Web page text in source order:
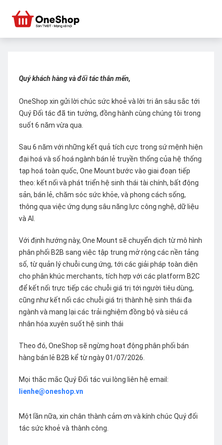
Quý khách hàng và đối tác thân mến,
OneShop xin gửi lời chúc sức khoẻ và lời tri ân sâu sắc tới
Quý Đối tác đã tin tưởng, đồng hành cùng chúng tôi trong
suốt 6 năm vừa qua.
Sau 6 năm với những kết quả tích cực trong sứ mệnh hiện
đại hoá và số hoá ngành bán lẻ truyền thống của hệ thống
tạp hoá toàn quốc, One Mount bước vào giai đoạn tiếp
theo: kết nối và phát triển hệ sinh thái tài chính, bất động
sản, bán lẻ, chăm sóc sức khỏe, và phong cách sống,
thông qua việc ứng dụng sâu năng lực công nghệ, dữ liệu
và AI.
Với định hướng này, One Mount sẽ chuyển dịch từ mô hình
phân phối B2B sang việc tập trung mở rộng các nền tảng
số, từ quản lý chuỗi cung ứng, tới các giải pháp toàn diện
cho phân khúc merchants, tích hợp với các platform B2C
để kết nối trực tiếp các chuỗi giá trị tới người tiêu dùng,
cũng như kết nối các chuỗi giá trị thành hệ sinh thái đa
ngành và mang lại các trải nghiệm đồng bộ và siêu cá
nhân hóa xuyên suốt hệ sinh thái
Theo đó, OneShop sẽ ngừng hoạt động phân phối bán
hàng bán lẻ B2B kể từ ngày 01/07/2026.
Mọi thắc mắc Quý Đối tác vui lòng liên hệ email:
lienhe@oneshop.vn
Một lần nữa, xin chân thành cảm ơn và kính chúc Quý đối
tác sức khoẻ và thành công.